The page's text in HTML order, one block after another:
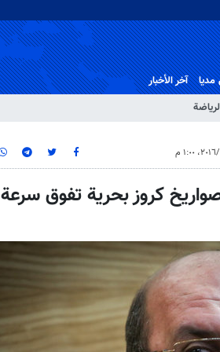
مدیا آخر الأخبار
كروز بحرية تفوق سرعة